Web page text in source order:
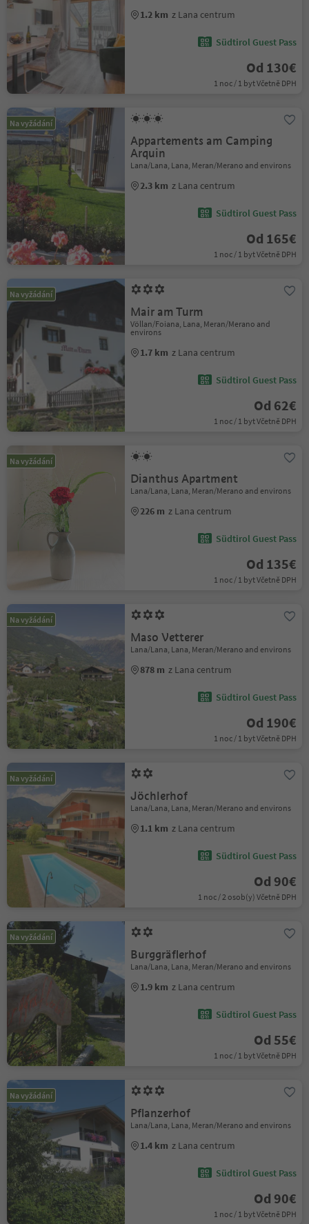
1.2 km z Lana centrum
Südtirol Guest Pass
Od 130€
1 noc / 1 byt Včetně DPH
Na vyžádání
Appartements am Camping
Arquin
Lana/Lana, Lana, Meran/Merano and environs
2.3 km z Lana centrum
Südtirol Guest Pass
Od 165€
1 noc / 1 byt Včetně DPH
Na vyžádání
Mair am Turm
Völlan/Foiana, Lana, Meran/Merano and
environs
1.7 km z Lana centrum
Südtirol Guest Pass
Od 62€
1 noc / 1 byt Včetně DPH
Na vyžádání
Dianthus Apartment
Lana/Lana, Lana, Meran/Merano and environs
226 m z Lana centrum
Südtirol Guest Pass
Od 135€
1 noc / 1 byt Včetně DPH
Na vyžádání
Maso Vetterer
Lana/Lana, Lana, Meran/Merano and environs
878 m z Lana centrum
Südtirol Guest Pass
Od 190€
1 noc / 1 byt Včetně DPH
Na vyžádání
Jöchlerhof
Lana/Lana, Lana, Meran/Merano and environs
1.1 km z Lana centrum
Südtirol Guest Pass
Od 90€
1 noc / 2 osob(y) Včetně DPH
Na vyžádání
Burggräflerhof
Lana/Lana, Lana, Meran/Merano and environs
1.9 km z Lana centrum
Südtirol Guest Pass
Od 55€
1 noc / 1 byt Včetně DPH
Na vyžádání
Pflanzerhof
Lana/Lana, Lana, Meran/Merano and environs
1.4 km z Lana centrum
Südtirol Guest Pass
Od 90€
1 noc / 1 byt Včetně DPH